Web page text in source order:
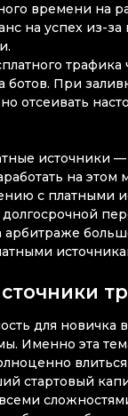
времени на
на успех из-за
трафика
ботов. При
отсеивать
источники
на
с платными
долгосрочной
арбитраже
для новичка
Именно эта
стартовый